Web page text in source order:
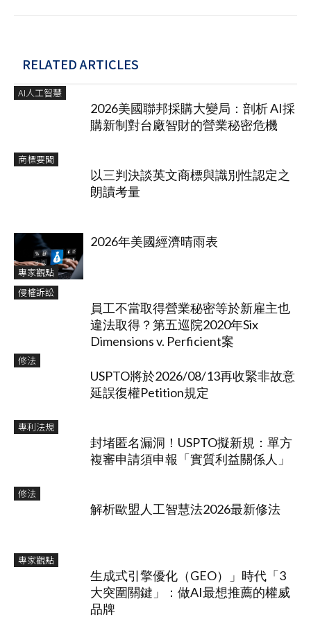
RELATED ARTICLES
AI人工智慧
2026美國聯邦採購大變局：剖析 AI採
購新制對台廠智財的營業秘密危機
商標要聞
以三判決談英文商標與識別性認定之
朗讀考量
專家觀點
2026年美國經濟晴雨表
侵權訴訟
員工不當取得營業秘密等於新雇主也
違法取得？第五巡院2020年Six
Dimensions v. Perficient案
修法
USPTO將於2026/08/13再收緊非故意
延誤復權Petition規定
專利法規
封堵匿名漏洞！USPTO擬新規：單方
複審申請須申報「實質利益關係人」
修法
解析歐盟人工智慧法2026最新修法
專家觀點
生成式引擎優化（GEO）」時代「3
大突圍關鍵」：做AI最想推薦的權威
品牌